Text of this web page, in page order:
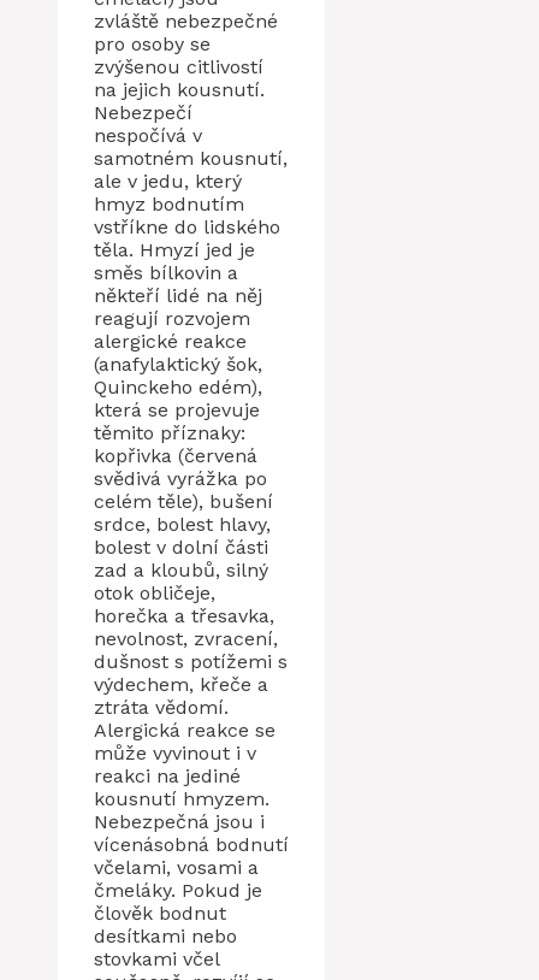
zvláště nebezpečné
pro osoby se
zvýšenou citlivostí
na jejich kousnutí.
Nebezpečí
nespočívá v
samotném kousnutí,
ale v jedu, který
hmyz bodnutím
vstříkne do lidského
těla. Hmyzí jed je
směs bílkovin a
někteří lidé na něj
reagují rozvojem
alergické reakce
(anafylaktický šok,
Quinckeho edém),
která se projevuje
těmito příznaky:
kopřivka (červená
svědivá vyrážka po
celém těle), bušení
srdce, bolest hlavy,
bolest v dolní části
zad a kloubů, silný
otok obličeje,
horečka a třesavka,
nevolnost, zvracení,
dušnost s potížemi s
výdechem, křeče a
ztráta vědomí.
Alergická reakce se
může vyvinout i v
reakci na jediné
kousnutí hmyzem.
Nebezpečná jsou i
vícenásobná bodnutí
včelami, vosami a
čmeláky. Pokud je
člověk bodnut
desítkami nebo
stovkami včel